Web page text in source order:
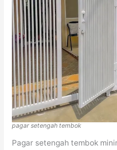
pagar setengah tembok
Pagar setengah tembok